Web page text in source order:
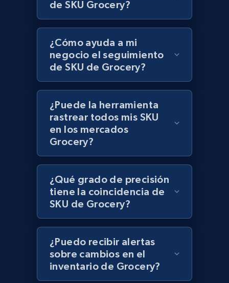
Lazada - Products
URL, Title, Rating, Reviews, Initial price, Final
price, Currency, Stock, and more.
992+ 165+ Comenzar ahora
Lazada - Products - Discover products by
keyword
URL, Title, Rating, Reviews, Initial price, Final
price, Currency, Stock, and more.
992+ 165+ Comenzar ahora
Lazada - Products - Discover products by
category URL or brand URL
URL, Title, Rating, Reviews, Initial price, Final
de SKU Grocery?
¿Cómo ayuda a mi
negocio el seguimiento
de SKU de Grocery?
¿Puede la herramienta
rastrear todos mis SKU
en los mercados
Grocery?
¿Qué grado de precisión
tiene la coincidencia de
SKU de Grocery?
¿Puedo recibir alertas
sobre cambios en el
inventario de Grocery?